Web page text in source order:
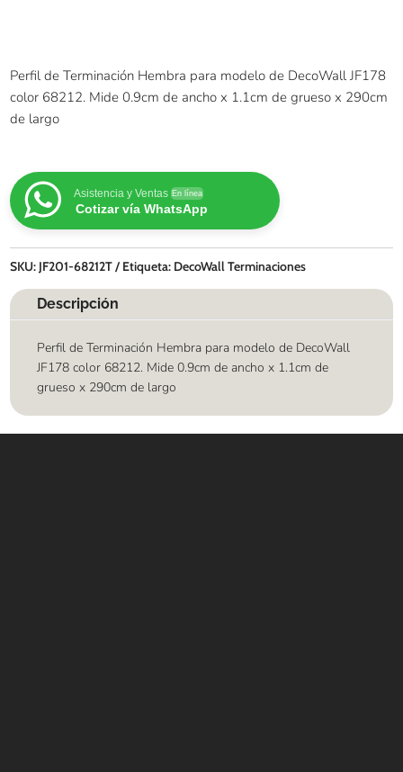
Perfil de Terminación Hembra para modelo de DecoWall JF178
color 68212. Mide 0.9cm de ancho x 1.1cm de grueso x 290cm
de largo
Asistencia y Ventas En línea
Cotizar vía WhatsApp
SKU: JF201-68212T Etiqueta: DecoWall Terminaciones
Descripción
Perfil de Terminación Hembra para modelo de DecoWall
JF178 color 68212. Mide 0.9cm de ancho x 1.1cm de
grueso x 290cm de largo